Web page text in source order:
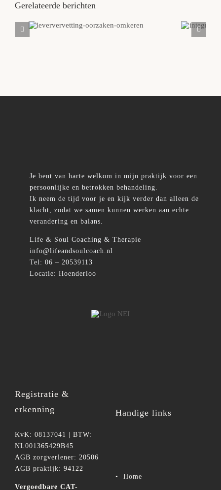
Gerelateerde berichten
leververvetting-
oorzaken-
Je bent van harte welkom in mijn praktijk voor een
persoonlijke en betrokken behandeling.
Ik neem de tijd voor je en kijk verder dan alleen de
klacht, zodat we samen kunnen werken aan echte
verandering en balans.
Life & Soul Coaching & Therapie
info@lifeandsoulcoach.nl
Tel: 06 – 20539113
Locatie: Hoenderloo
Registratie &
erkenning
KvK: 08137041 | BTW:
NL001365429B45
AGB zorgverlener: 20506
AGB praktijk: 94122
Vergoedbare CAT-
Handige links
• Home